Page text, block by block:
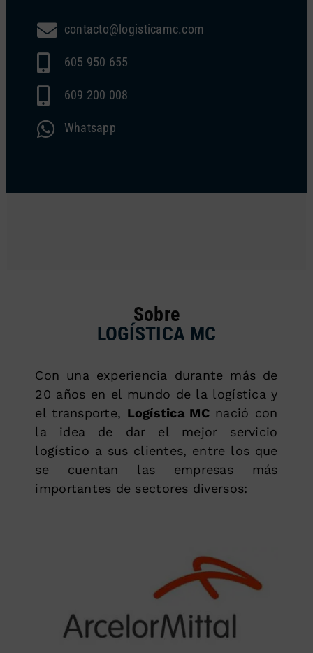
contacto@logisticamc.com
605 950 655
609 200 008
Whatsapp
Sobre
LOGÍSTICA MC
Con una experiencia durante más de
20 años en el mundo de la logística y
el transporte, Logística MCnació con
la idea de dar el mejor servicio
logístico a sus clientes, entre los que
se cuentan las empresas más
importantes de sectores diversos: